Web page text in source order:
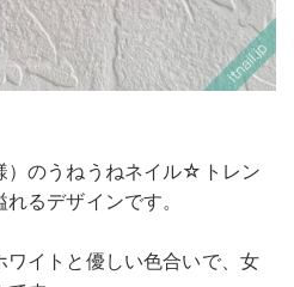
）のうねうねネイル☆トレン
るデザインです。
ワイトと優しい色合いで、女